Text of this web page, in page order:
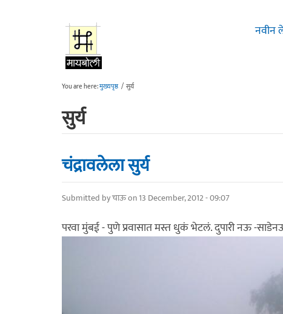
नवीन
You are here:मुख्यपृष्ठ / सुर्य
सुर्य
चंद्रावलेला सुर्य
Submitted byचाऊon 13 December, 2012 - 09:07
परवा मुंबई - पुणे प्रवासात मस्त धुकं भेटलं. दुपारी नऊ -